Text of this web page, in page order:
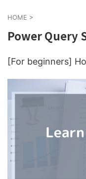
HOME >
Power Query
[For beginners]